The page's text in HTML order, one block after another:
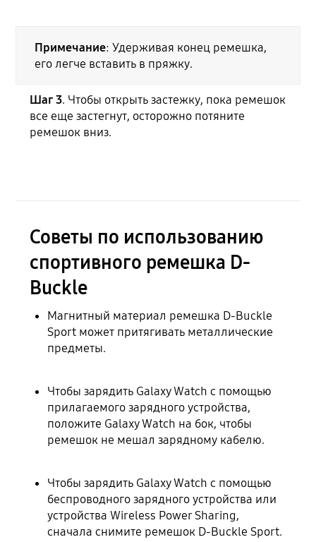
Примечание: Удерживая конец ремешка,
его легче вставить в пряжку.
Шаг 3. Чтобы открыть застежку, пока ремешок
все еще застегнут, осторожно потяните
ремешок вниз.
Советы по использованию
спортивного ремешка D-
Buckle
Магнитный материал ремешка D-Buckle
Sport может притягивать металлические
предметы.
Чтобы зарядить Galaxy Watch с помощью
прилагаемого зарядного устройства,
положите Galaxy Watch на бок, чтобы
ремешок не мешал зарядному кабелю.
Чтобы зарядить Galaxy Watch с помощью
беспроводного зарядного устройства или
устройства Wireless Power Sharing,
сначала снимите ремешок D-Buckle Sport.